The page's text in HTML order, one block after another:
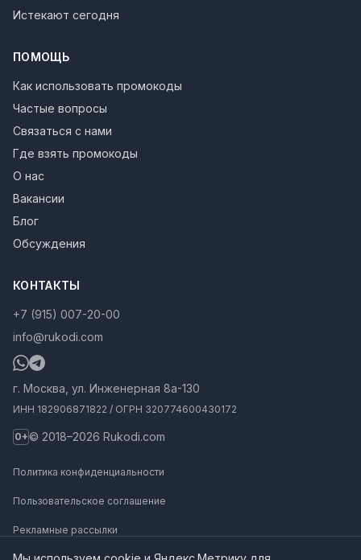
Истекают сегодня
ПОМОЩЬ
Как использовать промокоды
Частые вопросы
Связаться с нами
Где взять промокоды
О нас
Вакансии
Блог
Обсуждения
КОНТАКТЫ
+7 (915) 007-20-00
info@rukodi.com
г. Москва, ул. Инженерная 8а-130
ИНН 182906871822 / ОГРН 320774600430172
0+© 2018–2026 Rukodi.com
Политика конфиденциальности
Пользовательское соглашение
Рекламные рассылки